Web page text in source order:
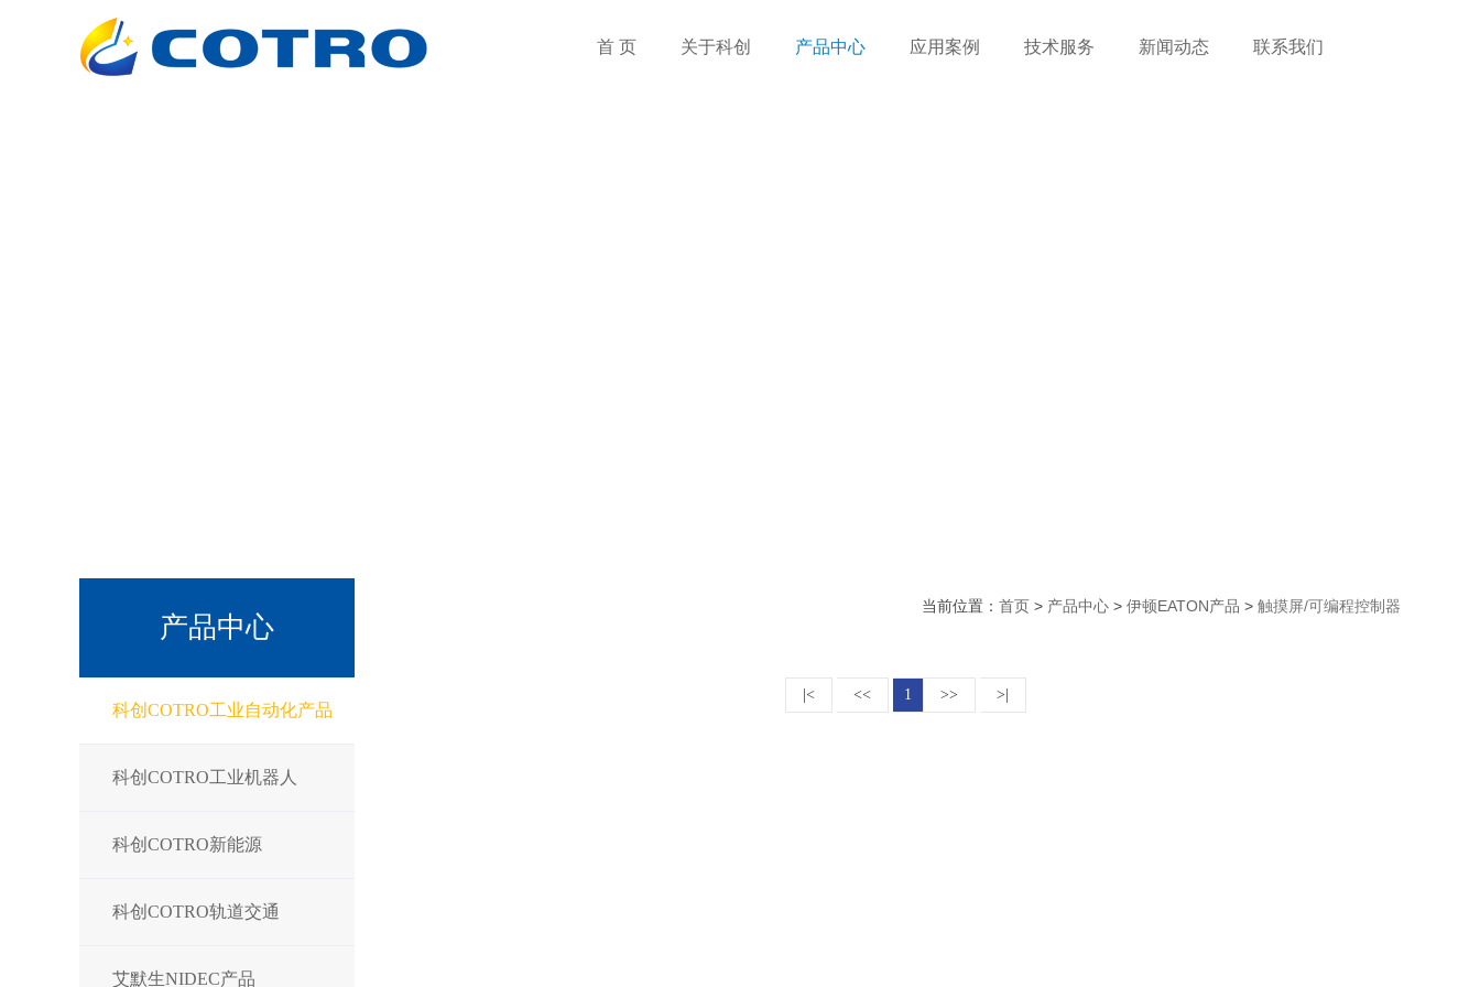
首 页 关于科创 产品中心 应用案例 技术服务 新闻动态 联系我们
产品中心
科创COTRO工业自动化产品
科创COTRO工业机器人
科创COTRO新能源
科创COTRO轨道交通
艾默生NIDEC产品
当前位置： 首页 > 产品中心 > 伊顿EATON产品 > 触摸屏/可编程控制器
|< << 1 >> >|